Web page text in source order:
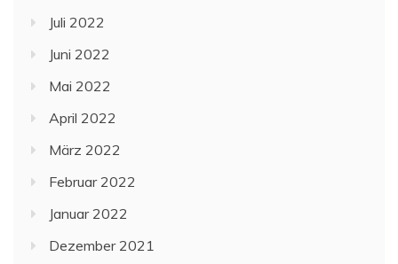
Juli 2022
Juni 2022
Mai 2022
April 2022
März 2022
Februar 2022
Januar 2022
Dezember 2021